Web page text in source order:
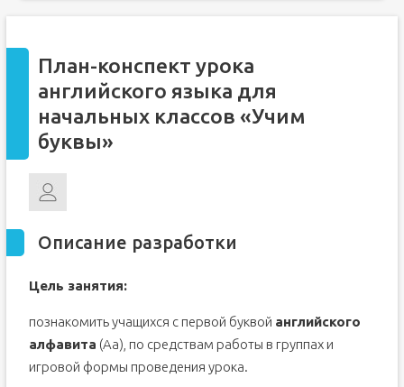
Игра в обучении иностранному языку на начальном
этапе изучения английского языка. Открытый урок по
теме "Праздник алфавита" во 2-м классе
Урок английского языка во 2 классе. Изучение букв. Ll,
План-конспект урока
английского языка для
начальных классов «Учим
буквы»
Описание разработки
Цель занятия:
познакомить учащихся с первой буквой английского
алфавита (Аа), по средствам работы в группах и
игровой формы проведения урока.